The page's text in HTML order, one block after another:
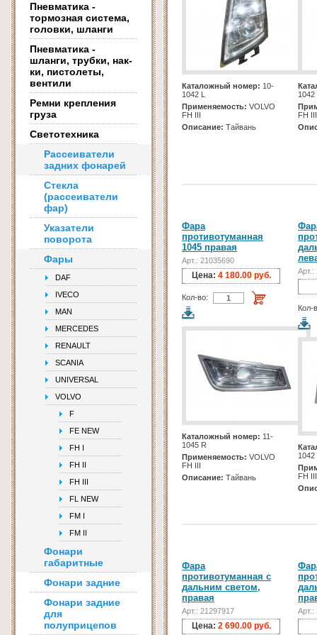
Пневматика -
тормозная система,
головки, шланги
Пневматика -
шланги, трубки, нак-
ки, пистолеты,
вентили
Ремни крепления
груза
Светотехника
Рассеиватели
задних фонарей
Стекла
(рассеиватели
фар)
Указатели
поворота
Фары
DAF
IVECO
MAN
MERCEDES
RENAULT
SCANIA
UNIVERSAL
VOLVO
F
FE NEW
FH I
FH II
FH III
FL NEW
FM I
FM II
Фонари
габаритные
Фонари задние
Фонари задние
для
полуприцепов
Каталожный номер: 10-
1042 L
Применяемость: VOLVO
FH III
Описание: Тайвань
1042
FH III
Фара
противотуманная
1045 правая
Арт.: 21035690
Цена: 4 180.00 руб.
Кол-во:
Каталожный номер: 11-
1045 R
Применяемость: VOLVO
FH III
Описание: Тайвань
Арт.:
Кол-
1042
FH III
Фара
противотуманная с
дальним светом,
правая
Арт.: 21297917
Цена: 2 690.00 руб.
Арт.: